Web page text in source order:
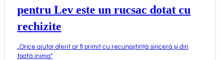
pentru Lev este un rucsac dotat cu
rechizite
Orice ajutor oferit ar fi primit cu recunoștință sinceră și din
toată inima"